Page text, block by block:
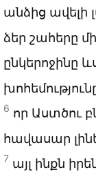
անձից ավելի
ձեր շահերը
ընկերոջինը
6 որ Աստծու
հավասար
7 այլ ինքն